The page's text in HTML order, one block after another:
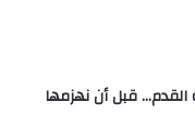
قبل أن نهزمها